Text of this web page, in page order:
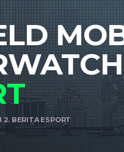
BERITA ESPORT